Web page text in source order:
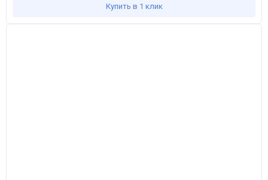
Купить в 1 клик